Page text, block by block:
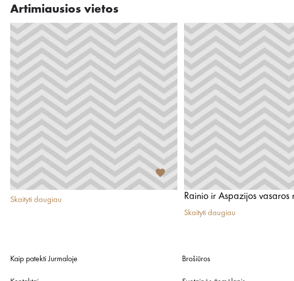
Artimiausios vietos
Skaityti daugiau Rainio ir Aspazijos vasaros
Skaityti daugiau
Kaip patekti Jurmaloje Brošiūros